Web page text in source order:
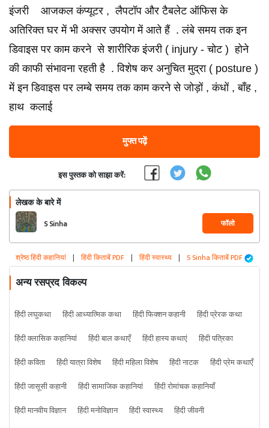
इंजरी आजकल कंप्यूटर , लैपटॉप और टैबलेट ऑफिस के
अतिरिक्त घर में भी अक्सर उपयोग में आते हैं . लंबे समय तक इन
डिवाइस पर काम करने से शारीरिक इंजरी ( injury - चोट ) होने
की काफी संभावना रहती है . विशेष कर अनुचित मुद्रा ( posture )
में इन डिवाइस पर लम्बे समय तक काम करने से जोड़ों , कंधों , बाँह ,
हाथ कलाई
मुफ्त पढ़ें
इस पुस्तक को साझा करें:
लेखक के बारे में
S Sinha फॉलो
श्रेष्ठ हिंदी कहानियां | हिंदी किताबें PDF | हिंदी स्वास्थ्य | S Sinha किताबें PDF
अन्य रसप्रद विकल्प
हिंदी लघुकथा हिंदी आध्यात्मिक कथा हिंदी फिक्शन कहानी
हिंदी प्रेरक कथा
हिंदी क्लासिक कहानियां
हिंदी बाल कथाएँ हिंदी हास्य कथाएं
हिंदी पत्रिका
हिंदी कविता
हिंदी यात्रा विशेष हिंदी महिला विशेष हिंदी नाटक
हिंदी प्रेम कथाएँ
हिंदी जासूसी कहानी
हिंदी सामाजिक कहानियां
हिंदी रोमांचक कहानियाँ
हिंदी मानवीय विज्ञान
हिंदी मनोविज्ञान हिंदी स्वास्थ्य हिंदी जीवनी